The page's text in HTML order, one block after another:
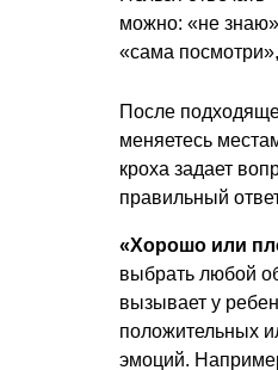
можно: «не
«сама
После
меняетесь
кроха задает
правильный
«Хорошо или
выбрать любой
вызывает у
положительных
эмоций.